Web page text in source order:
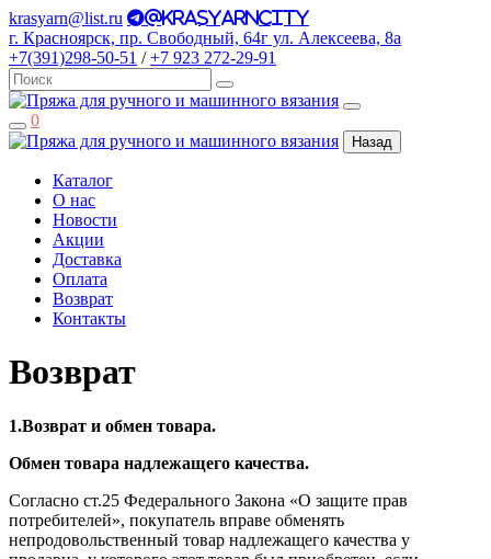
krasyarn@list.ru @krasyarncity
г. Красноярск, пр. Свободный, 64г ул. Алексеева, 8а
+7(391)298-50-51 / +7 923 272-29-91
0
Назад
Каталог
О нас
Новости
Акции
Доставка
Оплата
Возврат
Контакты
Возврат
1.Возврат и обмен товара.
Обмен товара надлежащего качества.
Согласно ст.25 Федерального Закона «О защите прав
потребителей», покупатель вправе обменять
непродовольственный товар надлежащего качества у